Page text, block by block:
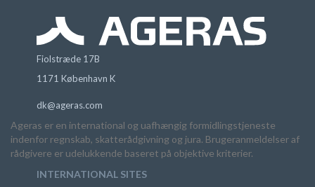
Fiolstræde 17B
1171 København K
dk@ageras.com
Ageras er en international og uafhængig formidlingstjeneste
indenfor regnskab, skatterådgivning og jura. Brugeranmeldelser af
rådgivere er udelukkende baseret på objektive kriterier.
INTERNATIONAL SITES